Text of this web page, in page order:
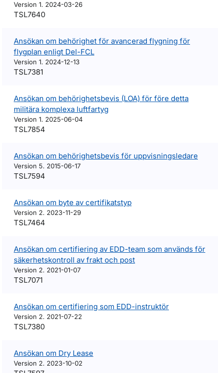
Version 1. 2024-03-26
TSL7640
Ansökan om behörighet för avancerad flygning för
flygplan enligt Del-FCL
Version 1. 2024-12-13
TSL7381
Ansökan om behörighetsbevis (LOA) för före detta
militära komplexa luftfartyg
Version 1. 2025-06-04
TSL7854
Ansökan om behörighetsbevis för uppvisningsledare
Version 5. 2015-06-17
TSL7594
Ansökan om byte av certifikatstyp
Version 2. 2023-11-29
TSL7464
Ansökan om certifiering av EDD-team som används för
säkerhetskontroll av frakt och post
Version 2. 2021-01-07
TSL7071
Ansökan om certifiering som EDD-instruktör
Version 2. 2021-07-22
TSL7380
Ansökan om Dry Lease
Version 2. 2023-10-02